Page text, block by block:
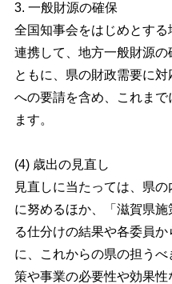
3. 一般財源の確保
全国知事会をはじめとす
連携して、地方一般財源
ともに、県の財政需要に
への要請を含め、これま
ます。
(4) 歳出の見直し
見直しに当たっては、県
に努めるほか、「滋賀県
る仕分けの結果や各委員
に、これからの県の担う
策や事業の必要性や効果